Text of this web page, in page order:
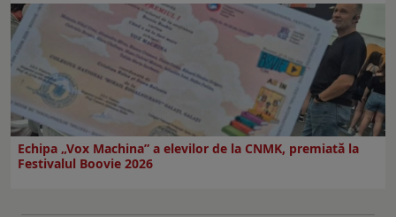
Echipa „Vox Machina” a elevilor de la CNMK, premiată la
Festivalul Boovie 2026